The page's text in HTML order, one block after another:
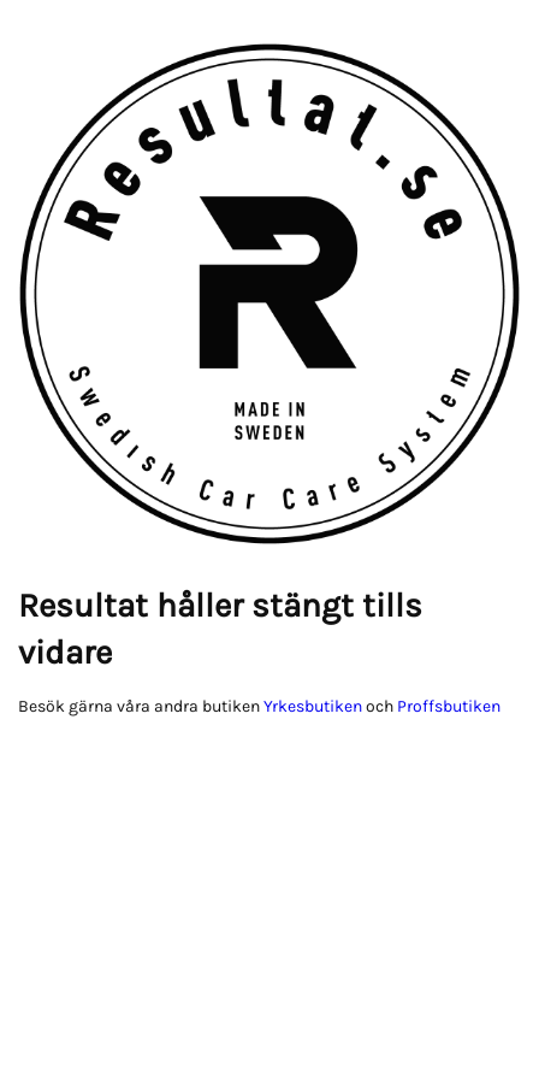
Resultat håller stängt tills
vidare
Besök gärna våra andra butikenYrkesbutikenoch Proffsbutiken